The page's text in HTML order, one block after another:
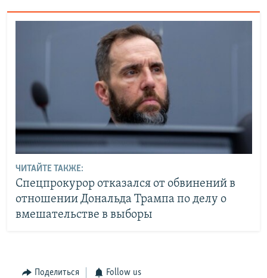
ЧИТАЙТЕ ТАКЖЕ:
Спецпрокурор отказался от обвинений в
отношении Дональда Трампа по делу о
вмешательстве в выборы
Поделиться Follow us